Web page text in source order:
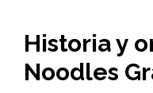
Historia y
Noodles